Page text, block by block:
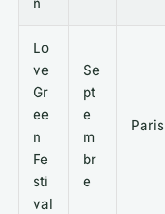
n
Lo
ve
Gr
ee
n
Fe
sti
val
Se
pt
e
m
br
e
Paris